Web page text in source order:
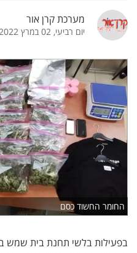
מערכת קרן אור
יום רביעי, 02 במרץ 2022, 03:08
החומר החשוד כסם
בפעילות בלשי תחנת בית שמש